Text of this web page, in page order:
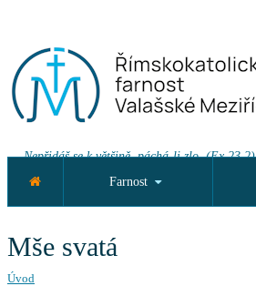
Nepřidáš se k většině, páchá-li zlo. (Ex 23,2)
Farnost
Mše svatá
Úvod